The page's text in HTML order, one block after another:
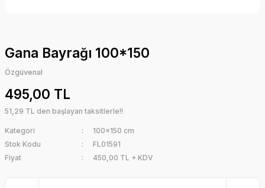
Gana Bayrağı 100*150
Özgüvenal
495,00 TL
51,29 TL den başlayan taksitlerle!!
Kategori
100x150 cm
Stok Kodu
FL01591
Fiyat
450,00 TL + KDV